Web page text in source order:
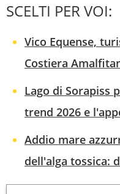
SCELTI PER VOI:
Vico Equense,
Costiera
Lago di Sorapiss
trend 2026 e
Addio mare
dell'alga tossica: